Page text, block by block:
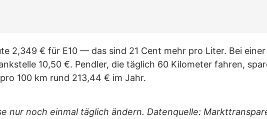
2,349 € für E10 — das sind 21 Cent mehr pro Liter. Bei
10,50 €. Pendler, die täglich 60 Kilometer fahren,
100 km rund 213,44 € im Jahr.
nur noch einmal täglich ändern. Datenquelle: